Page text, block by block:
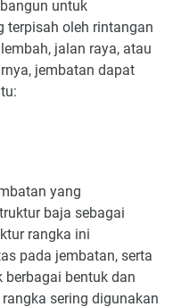
untuk
terpisah oleh rintangan
jalan raya, atau
jembatan dapat
yang
baja sebagai
rangka ini
pada jembatan, serta
bentuk dan
sering digunakan